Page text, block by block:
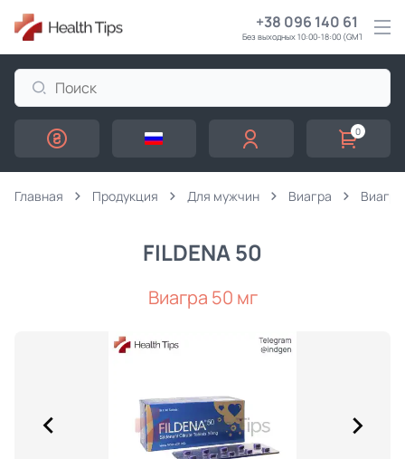
+38 096 140 61 61
Без выходных 10:00-18:00 (GMT+3)
0
Главная Продукция Для мужчин Виагра
FILDENA 50
Виагра 50 мг